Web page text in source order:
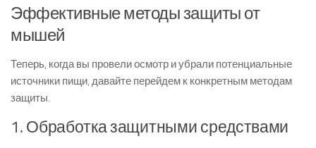
Эффективные методы защиты от
мышей
Теперь, когда вы провели осмотр и убрали потенциальные
источники пищи, давайте перейдем к конкретным методам
защиты.
1. Обработка защитными средствами